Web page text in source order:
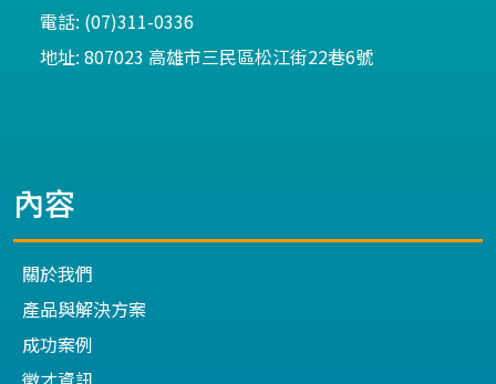
電話: (07)311-0336
地址: 807023 高雄市三民區松江街22巷6號
內容
關於我們
產品與解決方案
成功案例